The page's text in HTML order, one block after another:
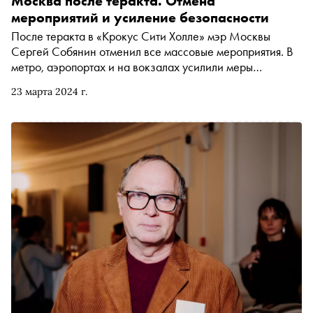
23 марта 2024 г.
мероприятий и усиление безопасности
После теракта в «Крокус Сити Холле» мэр Москвы
Сергей Собянин отменил все массовые мероприятия. В
метро, аэропортах и на вокзалах усилили меры
действия предприняли власти в столице в связи с атакой